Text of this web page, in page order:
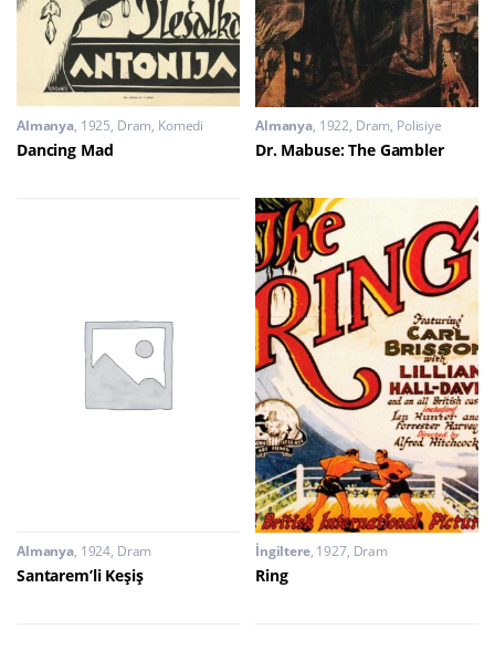
Almanya 1925 Dram, Komedi
Dancing Mad
Almanya 1922 Dram, Polisiye
Dr. Mabuse: The Gambler
Almanya 1924 Dram
Santarem’li Keşiş
İngiltere 1927 Dram
Ring